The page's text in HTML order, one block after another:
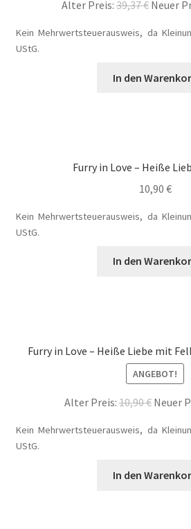
Buch-Shop
Das Verlagsteam
Die Dunkelmagierchroniken
Die Dunkelmagierchroniken Bd. 3
Alter Preis:39,37€
war:
Neuer
Kein Mehrwertsteuerausweis, da
UStG.
In den
Furry in Love – Heiße
10,90 €
Kein Mehrwertsteuerausweis, da
UStG.
In den
Furry in Love – Heiße Liebe mit
ANGEBOT!
Alter Preis:10,90€
war:
Neuer
Kein Mehrwertsteuerausweis, da
UStG.
In den